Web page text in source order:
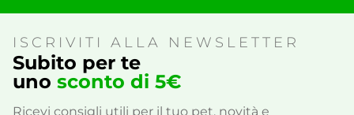
ISCRIVITI ALLA NEWSLETTER
Subito per te
uno sconto di 5€
Ricevi consigli utili per il tuo pet, novità e